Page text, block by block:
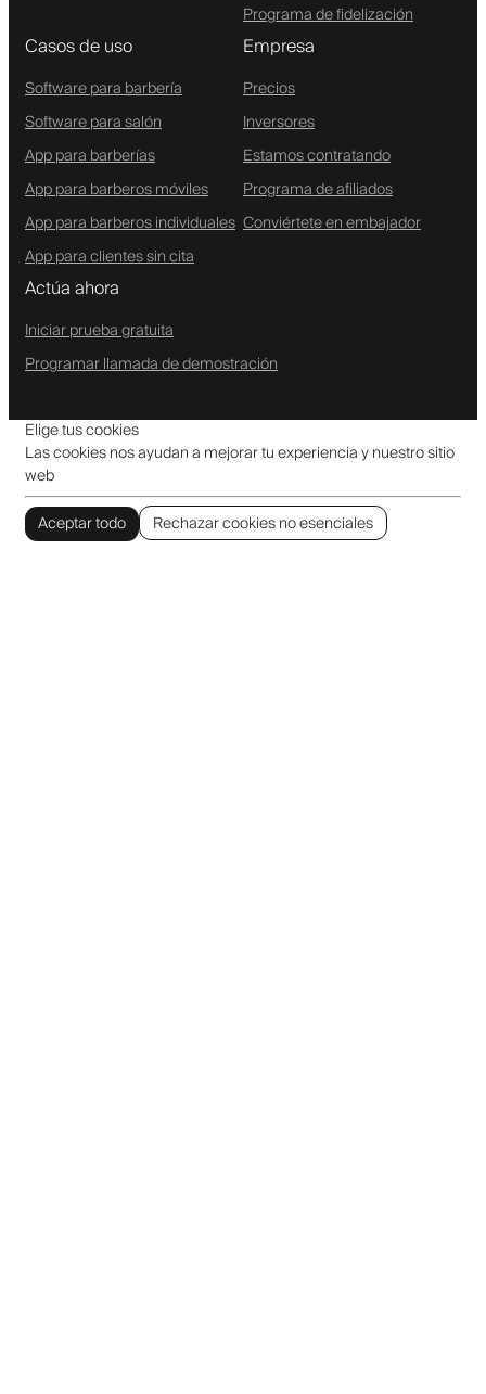
Programa de fidelización
Casos de uso
Software para barbería
Software para salón
App para barberías
App para barberos móviles
App para barberos individuales
App para clientes sin cita
Empresa
Precios
Inversores
Estamos contratando
Programa de afiliados
Conviértete en embajador
Actúa ahora
Iniciar prueba gratuita
Programar llamada de demostración
Elige tus cookies
Las cookies nos ayudan a mejorar tu experiencia y nuestro sitio
web
Aceptar todo
Rechazar cookies no esenciales